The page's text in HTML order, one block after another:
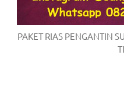
PAKET RIAS PENGANTIN